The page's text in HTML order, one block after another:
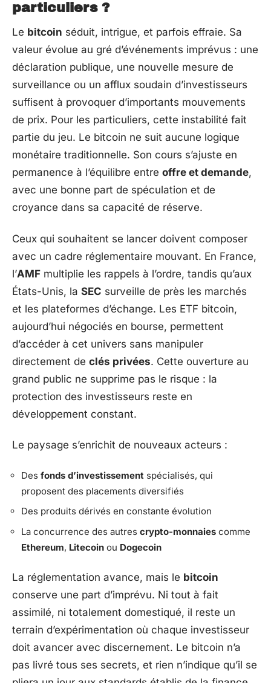
particuliers ?
Le bitcoin séduit, intrigue, et parfois effraie. Sa
valeur évolue au gré d’événements imprévus : une
déclaration publique, une nouvelle mesure de
surveillance ou un afflux soudain d’investisseurs
suffisent à provoquer d’importants mouvements
de prix. Pour les particuliers, cette instabilité fait
partie du jeu. Le bitcoin ne suit aucune logique
monétaire traditionnelle. Son cours s’ajuste en
permanence à l’équilibre entre offre et demande,
avec une bonne part de spéculation et de
croyance dans sa capacité de réserve.
Ceux qui souhaitent se lancer doivent composer
avec un cadre réglementaire mouvant. En France,
l’AMF multiplie les rappels à l’ordre, tandis qu’aux
États-Unis, la SEC surveille de près les marchés
et les plateformes d’échange. Les ETF bitcoin,
aujourd’hui négociés en bourse, permettent
d’accéder à cet univers sans manipuler
directement de clés privées. Cette ouverture au
grand public ne supprime pas le risque : la
protection des investisseurs reste en
développement constant.
Le paysage s’enrichit de nouveaux acteurs :
Des fonds d’investissement spécialisés, qui
proposent des placements diversifiés
Des produits dérivés en constante évolution
La concurrence des autres crypto-monnaies comme
Ethereum, Litecoin ou Dogecoin
La réglementation avance, mais le bitcoin
conserve une part d’imprévu. Ni tout à fait
assimilé, ni totalement domestiqué, il reste un
terrain d’expérimentation où chaque investisseur
doit avancer avec discernement. Le bitcoin n’a
pas livré tous ses secrets, et rien n’indique qu’il se